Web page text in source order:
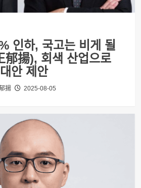
인하, 국고는 비게 될
郁揚), 회색 산업으로
안 제안
揚 2025-08-05